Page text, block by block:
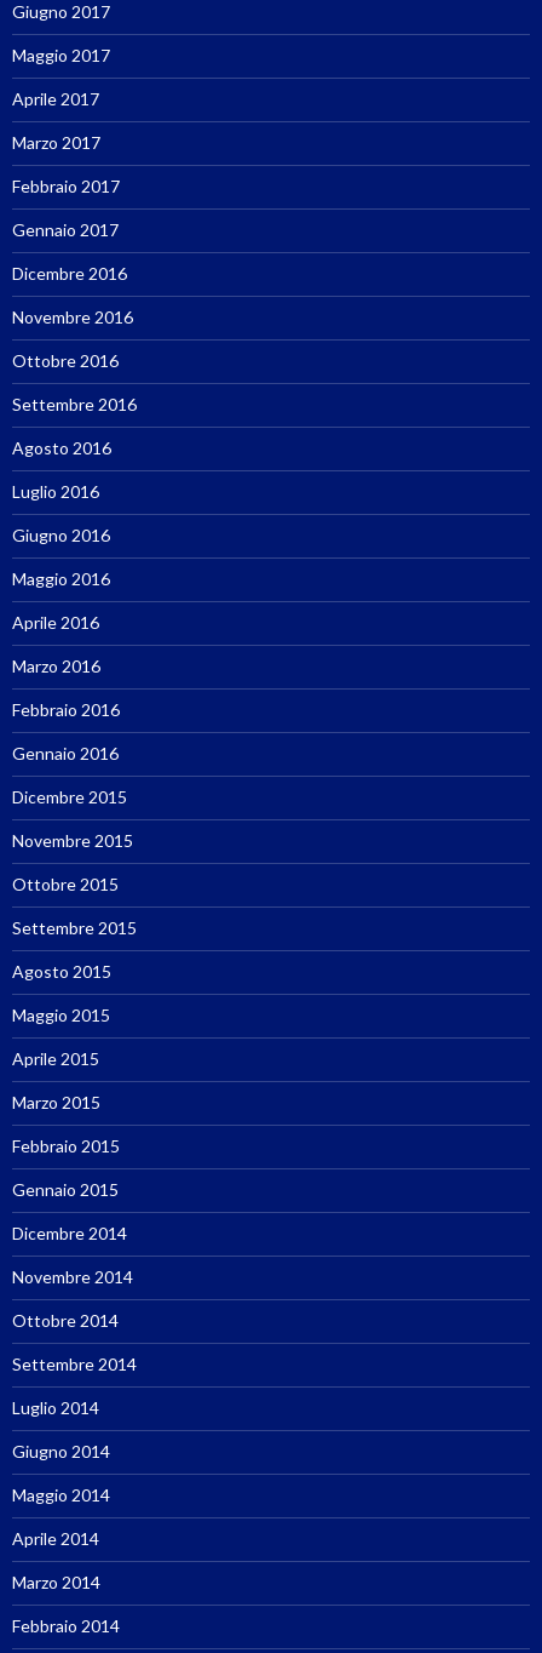
Giugno 2017
Maggio 2017
Aprile 2017
Marzo 2017
Febbraio 2017
Gennaio 2017
Dicembre 2016
Novembre 2016
Ottobre 2016
Settembre 2016
Agosto 2016
Luglio 2016
Giugno 2016
Maggio 2016
Aprile 2016
Marzo 2016
Febbraio 2016
Gennaio 2016
Dicembre 2015
Novembre 2015
Ottobre 2015
Settembre 2015
Agosto 2015
Maggio 2015
Aprile 2015
Marzo 2015
Febbraio 2015
Gennaio 2015
Dicembre 2014
Novembre 2014
Ottobre 2014
Settembre 2014
Luglio 2014
Giugno 2014
Maggio 2014
Aprile 2014
Marzo 2014
Febbraio 2014